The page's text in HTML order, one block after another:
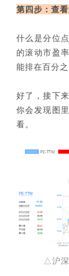
第四步：查
什么是分位
的滚动市盈
能排在百分
好了，接下
你会发现图
看。
△沪